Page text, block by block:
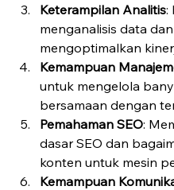
Keterampilan Analitis:
menganalisis data
mengoptimalkan
Kemampuan
untuk mengelola
bersamaan dengan
Pemahaman SEO:
dasar SEO dan
konten untuk mesin
Kemampuan